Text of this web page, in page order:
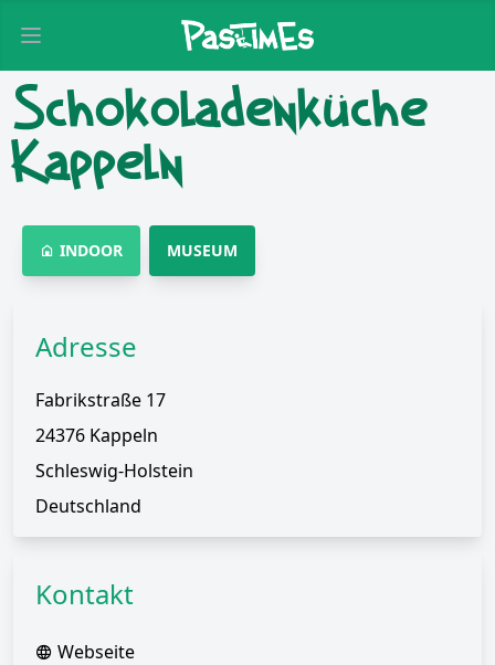
Open main menu
Schokoladenküche
Kappeln
INDOOR MUSEUM
Adresse
Fabrikstraße 17
24376 Kappeln
Schleswig-Holstein
Deutschland
Kontakt
Webseite